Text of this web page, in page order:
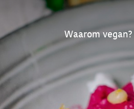
Waarom vegan?